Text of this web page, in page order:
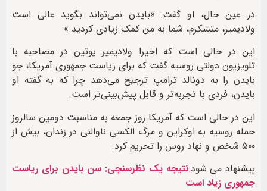
در عین حال، او گفت: «بایدن نمی‌تواند بگوید عالی است
ولادیمیر، متشکرم، شما به من کمک زیادی کردید.»
این در حالی است که اخیرا ولادیمیر پوتین در مصاحبه با
تلویزیون دولتی روسیه گفت که برای ریاست جمهوری آمریکا، جو
بایدن را به دونالد ترامپ ترجیح می‌دهد چرا که به گفته او
بایدن، فردی با تجربه‌تر و قابل پیش‌بینی‌تر است.
این در حالی است که آمریکا روز جمعه به مناسبت دومین سالروز
حمله روسیه به اوکراین و مرگ الکسی ناوالنی در زندان، بیش از
۵۰۰ شخص و نهاد روس را تحریم کرد.
پیشنهاد می شود:نتیجه یک نظرسنجی: سن بایدن برای ریاست
جمهوری زیاد است